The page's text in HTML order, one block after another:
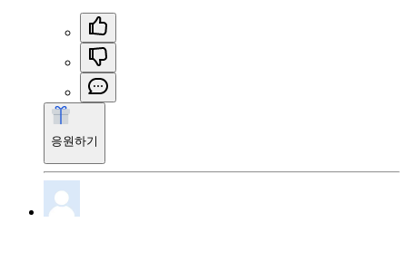
응원하기